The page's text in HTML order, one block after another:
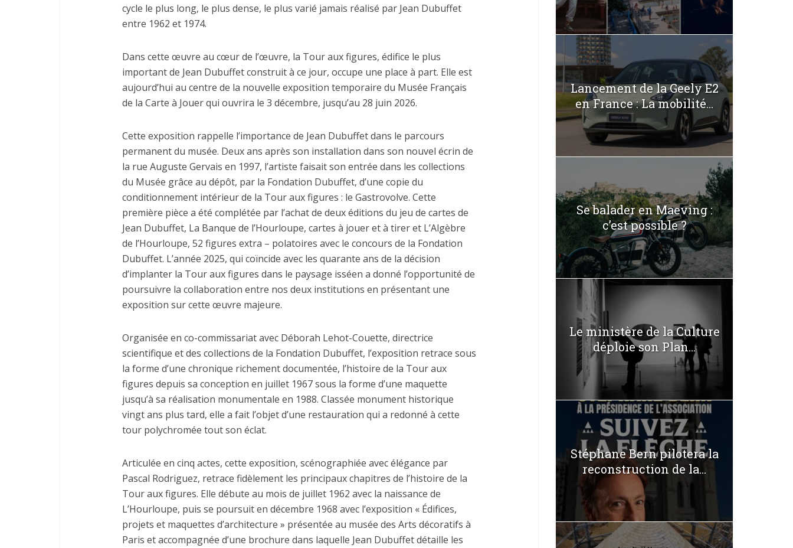
cycle le plus long, le plus dense, le plus varié jamais réalisé par Jean Dubuffet
entre 1962 et 1974.
Dans cette œuvre au cœur de l’œuvre, la Tour aux figures, édifice le plus
important de Jean Dubuffet construit à ce jour, occupe une place à part. Elle est
aujourd’hui au centre de la nouvelle exposition temporaire du Musée Français
de la Carte à Jouer qui ouvrira le 3 décembre, jusqu’au 28 juin 2026.
Cette exposition rappelle l’importance de Jean Dubuffet dans le parcours
permanent du musée. Deux ans après son installation dans son nouvel écrin de
la rue Auguste Gervais en 1997, l’artiste faisait son entrée dans les collections
du Musée grâce au dépôt, par la Fondation Dubuffet, d’une copie du
conditionnement intérieur de la Tour aux figures : le Gastrovolve. Cette
première pièce a été complétée par l’achat de deux éditions du jeu de cartes de
Jean Dubuffet, La Banque de l’Hourloupe, cartes à jouer et à tirer et L’Algèbre
de l’Hourloupe, 52 figures extra – polatoires avec le concours de la Fondation
Dubuffet. L’année 2025, qui coïncide avec les quarante ans de la décision
d’implanter la Tour aux figures dans le paysage isséen a donné l’opportunité de
poursuivre la collaboration entre nos deux institutions en présentant une
exposition sur cette œuvre majeure.
Organisée en co-commissariat avec Déborah Lehot-Couette, directrice
scientifique et des collections de la Fondation Dubuffet, l’exposition retrace sous
la forme d’une chronique richement documentée, l’histoire de la Tour aux
figures depuis sa conception en juillet 1967 sous la forme d’une maquette
jusqu’à sa réalisation monumentale en 1988. Classée monument historique
vingt ans plus tard, elle a fait l’objet d’une restauration qui a redonné à cette
tour polychromée tout son éclat.
Articulée en cinq actes, cette exposition, scénographiée avec élégance par
Pascal Rodriguez, retrace fidèlement les principaux chapitres de l’histoire de la
Tour aux figures. Elle débute au mois de juillet 1962 avec la naissance de
L’Hourloupe, puis se poursuit en décembre 1968 avec l’exposition « Édifices,
projets et maquettes d’architecture » présentée au musée des Arts décoratifs à
Paris et accompagnée d’une brochure dans laquelle Jean Dubuffet détaille les
Lancement de la Geely E2
en France : La mobilité...
Se balader en Maeving :
c’est possible ?
Le ministère de la Culture
déploie son Plan...
Stéphane Bern pilotera la
reconstruction de la...